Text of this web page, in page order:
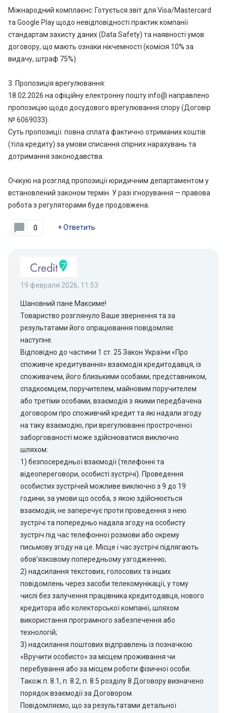
Міжнародний комплаєнс: Готується звіт для Visa/Mastercard
та Google Play щодо невідповідності практик компанії
стандартам захисту даних (Data Safety) та наявності умов
договору, що мають ознаки нікчемності (комісія 10% за
видачу, штраф 75%).
3. Пропозиція врегулювання:
18.02.2026 на офіційну електронну пошту info@ направлено
пропозицію щодо досудового врегулювання спору (Договір
№ 6069033).
Суть пропозиції: повна сплата фактично отриманих коштів
(тіла кредиту) за умови списання спірних нарахувань та
дотримання законодавства.
Очікую на розгляд пропозиції юридичним департаментом у
встановлений законом термін. У разі ігнорування — правова
робота з регуляторами буде продовжена.
0 +Ответить
19 февраля 2026, 11:53
Шановний пане Максиме!
Товариство розглянуло Ваше звернення та за
результатами його опрацювання повідомляє
наступне.
Відповідно до частини 1 ст. 25 Закон України «Про
споживче кредитування» взаємодія кредитодавця, із
споживачем, його близькими особами, представником,
спадкоємцем, поручителем, майновим поручителем
або третіми особами, взаємодія з якими передбачена
договором про споживчий кредит та які надали згоду
на таку взаємодію, при врегулюванні простроченої
заборгованості може здійснюватися виключно
шляхом:
1) безпосередньої взаємодії (телефонні та
відеопереговори, особисті зустрічі). Проведення
особистих зустрічей можливе виключно з 9 до 19
години, за умови що особа, з якою здійснюється
взаємодія, не заперечує проти проведення з нею
зустрічі та попередньо надала згоду на особисту
зустріч під час телефонної розмови або окрему
письмову згоду на це. Місце і час зустрічі підлягають
обов’язковому попередньому узгодженню;
2) надсилання текстових, голосових та інших
повідомлень через засоби телекомунікації, у тому
числі без залучення працівника кредитодавця, нового
кредитора або колекторської компанії, шляхом
використання програмного забезпечення або
технологій;
3) надсилання поштових відправлень із позначкою
«Вручити особисто» за місцем проживання чи
перебування або за місцем роботи фізичної особи.
Також п. 8.1, п. 8.2, п. 8.5 розділу 8 Договору визначено
порядок взаємодії за Договором.
Повідомляємо, що за результатами детальної